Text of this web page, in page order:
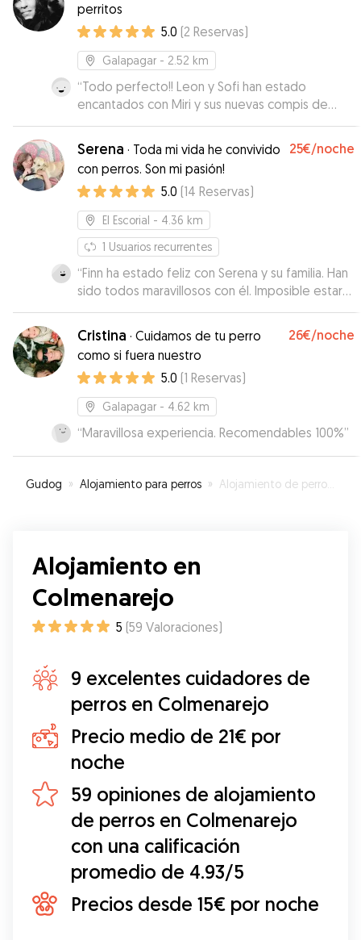
perritos
5.0 (2 Reservas)
Galapagar - 2.52 km
“Todo perfecto!! Leon y Sofi han estado
encantados con Miri y sus nuevas compis de
juegos y aventuras, Maca y Xeni. Han sido unas
vacaciones estupendas para ellos! Y yo muy
tranquila en todo momento. Sin duda, una
cuidadora excepcional!”
Serena · Toda mi vida he convivido
con perros. Son mi pasión!
25€/noche
5.0 (14 Reservas)
El Escorial - 4.36 km
1 Usuarios recurrentes
“Finn ha estado feliz con Serena y su familia. Han
sido todos maravillosos con él. Imposible estar
mejor cuidado, más mimado y más entretenido
con ellos y todos los demás perros. Nos han
mandado fotos y vídeos a diario. La casa ,
además de preciosa, es ideal para los perros.
Una gran experiencia para Finn y desde luego
para nosotros.”
Cristina · Cuidamos de tu perro
como si fuera nuestro
26€/noche
5.0 (1 Reservas)
Galapagar - 4.62 km
“Maravillosa experiencia. Recomendables 100%”
Gudog » Alojamiento para perros » Alojamiento de perros en Colmenarejo
Alojamiento en
Colmenarejo
5 (59 Valoraciones)
9 excelentes cuidadores de
perros en Colmenarejo
Precio medio de 21€ por
noche
59 opiniones de alojamiento
de perros en Colmenarejo
con una calificación
promedio de 4.93/5
Precios desde 15€ por noche